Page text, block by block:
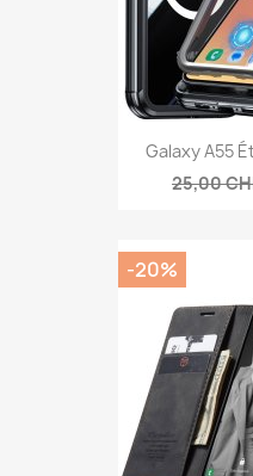
Galaxy A55
25,00
-20%